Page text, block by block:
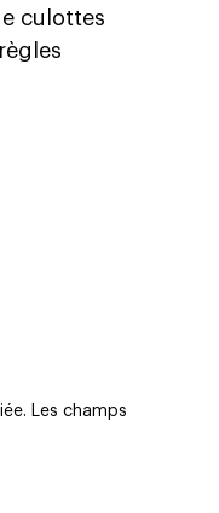
culottes
Les champs